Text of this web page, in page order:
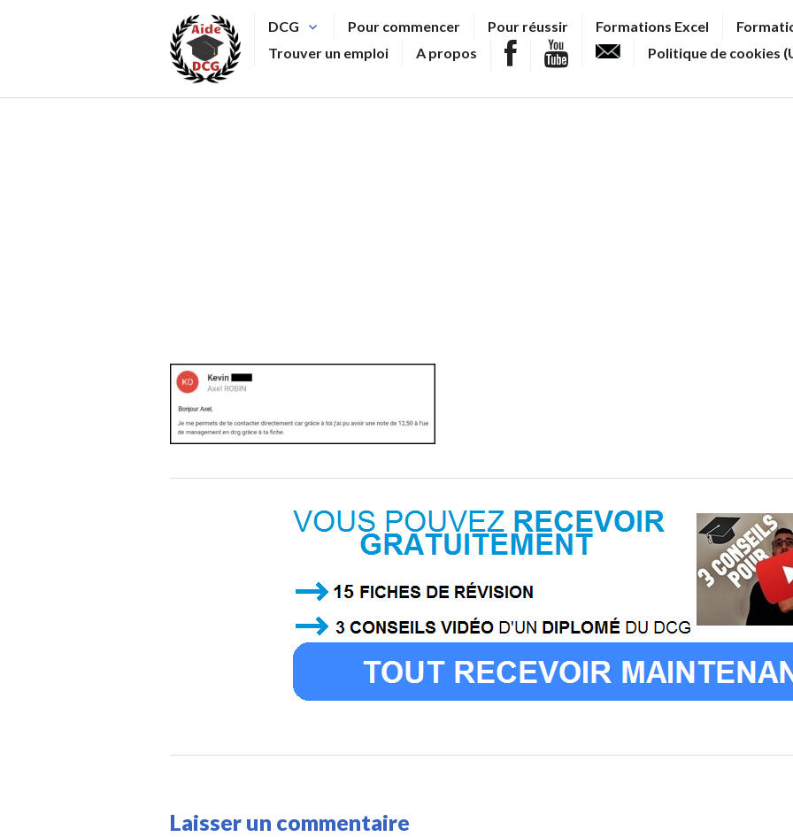
principal
DCG Pour commencer Pour réussir Formations Excel
Trouver un emploi
A propos Politique de cookies
Laisser un commentaire